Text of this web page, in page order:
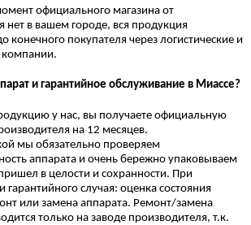
официального магазина от
нет в вашем городе, вся продукция
конечного покупателя через логистические и
компании.
и гарантийное обслуживание в Миассе?
у нас, вы получаете официальную
на 12 месяцев.
мы обязательно проверяем
аппарата и очень бережно упаковываем
в целости и сохранности. При
гарантийного случая: оценка состояния
или замена аппарата. Ремонт/замена
только на заводе производителя, т.к.